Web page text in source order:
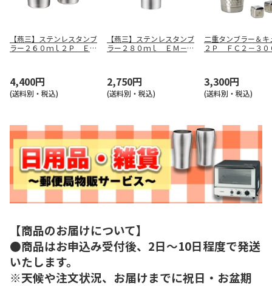
【燕三】ステンレスタンブ
ラー２６０ｍｌ２Ｐ ＥＭ
4,400円
(送料別・税込)
【燕三】ステンレスタンブ
ラー２８０ｍｌ ＥＭ－０
2,750円
(送料別・税込)
二重タンブラー＆キ
２Ｐ ＦＣ２－３０
3,300円
(送料別・税込)
【商品のお届けについて】
●商品はお申込み受付後、2日～10日程度で発送
いたします。
※天候や注文状況、お届けまでに祝日・お盆期